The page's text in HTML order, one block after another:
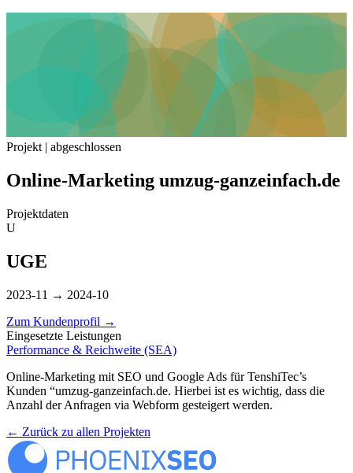
Projekt | abgeschlossen
Online-Marketing umzug-ganzeinfach.de
Projektdaten
U
UGE
2023-11 → 2024-10
Zum Kundenprofil →
Eingesetzte Leistungen
Performance & Reichweite (SEA)
Online-Marketing mit SEO und Google Ads für TenshiTec’s
Kunden “umzug-ganzeinfach.de. Hierbei ist es wichtig, dass die
Anzahl der Anfragen via Webform gesteigert werden.
← Zurück zu allen Projekten